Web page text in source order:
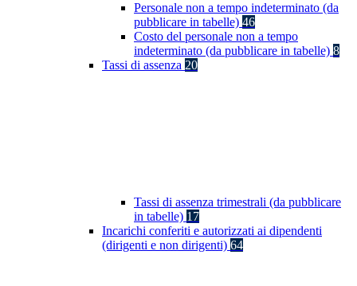
Personale non a tempo indeterminato (da
pubblicare in tabelle) 46
Costo del personale non a tempo
indeterminato (da pubblicare in tabelle) 8
Tassi di assenza 20
Tassi di assenza trimestrali (da pubblicare
in tabelle) 17
Incarichi conferiti e autorizzati ai dipendenti
(dirigenti e non dirigenti) 64